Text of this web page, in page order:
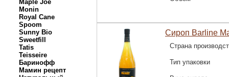
Maple Joe
Monin
Royal Cane
Spoom
Sunny Bio
Sweetfill
Tatis
Teisseire
Баринофф
Мамин рецепт
Сироп Barline
Страна
Тип упаковки